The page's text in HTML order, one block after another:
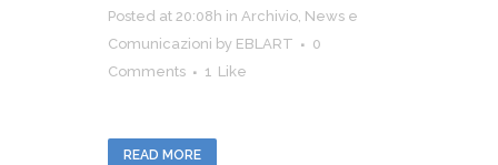
Posted at 20:08h in Archivio, News e
Comunicazioni by EBLART
0
Comments
1 Like
READ MORE